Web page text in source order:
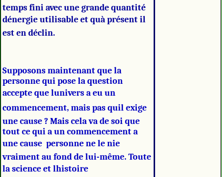
temps fini avec une grande quantité
dénergie utilisable et quà présent il
est en déclin.
Supposons maintenant que la
personne qui pose la question
accepte que lunivers a eu un
commencement, mais pas quil exige
une cause ? Mais cela va de soi que
tout ce qui a un commencement a
une cause  personne ne le nie
vraiment au fond de lui-même. Toute
la science et lhistoire